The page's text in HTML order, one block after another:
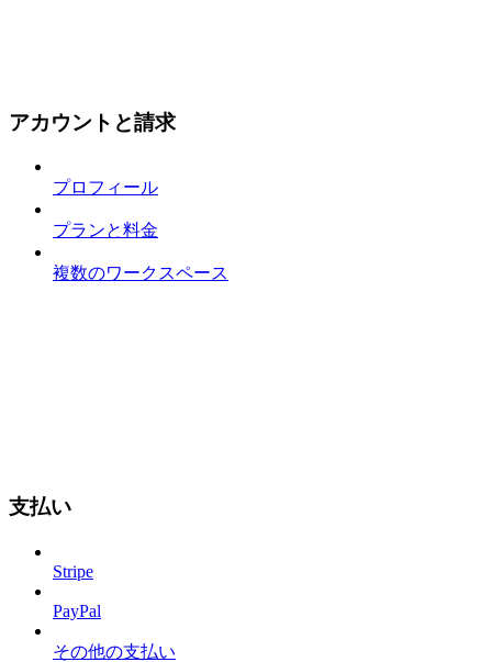
アカウントと請求
プロフィール
プランと料金
複数のワークスペース
支払い
Stripe
PayPal
その他の支払い